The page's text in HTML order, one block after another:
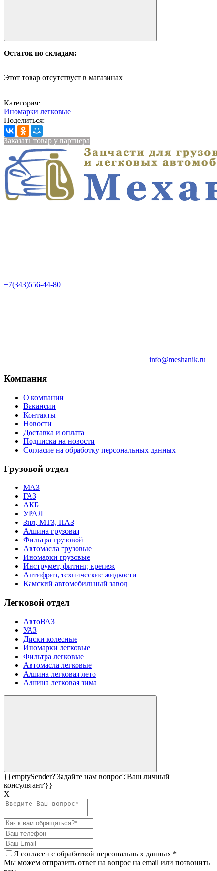
Остаток по складам:
Этот товар отсутствует в магазинах
Категория:
Иномарки легковые
Поделиться:
Заказать товар у партнера
+7(343)556-44-80
info@meshanik.ru
Компания
О компании
Вакансии
Контакты
Новости
Доставка и оплата
Подписка на новости
Согласие на обработку персональных данных
Грузовой отдел
МАЗ
ГАЗ
АКБ
УРАЛ
Зил, МТЗ, ПАЗ
А/шина грузовая
Фильтра грузовой
Автомасла грузовые
Иномарки грузовые
Инструмет, фитинг, крепеж
Антифриз, технические жидкости
Камский автомобильный завод
Легковой отдел
АвтоВАЗ
УАЗ
Диски колесные
Иномарки легковые
Фильтра легковые
Автомасла легковые
А/шина легковая лето
А/шина легковая зима
{{emptySender?'Задайте нам вопрос':'Ваш личный
консультант'}}
Х
Я согласен c обработкой персональных данных *
Мы можем отправить ответ на вопрос на email или позвонить